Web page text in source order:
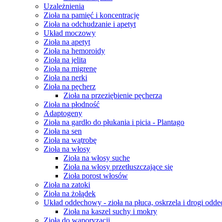
Uzależnienia
Zioła na pamięć i koncentrację
Zioła na odchudzanie i apetyt
Układ moczowy
Zioła na apetyt
Zioła na hemoroidy
Zioła na jelita
Zioła na migrenę
Zioła na nerki
Zioła na pęcherz
Zioła na przeziębienie pęcherza
Zioła na płodność
Adaptogeny
Zioła na gardło do płukania i picia - Plantago
Zioła na sen
Zioła na wątrobę
Zioła na włosy
Zioła na włosy suche
Zioła na włosy przetłuszczające się
Zioła porost włosów
Zioła na zatoki
Zioła na żołądek
Układ oddechowy - zioła na płuca, oskrzela i drogi
Zioła na kaszel suchy i mokry
Zioła do waporyzacji